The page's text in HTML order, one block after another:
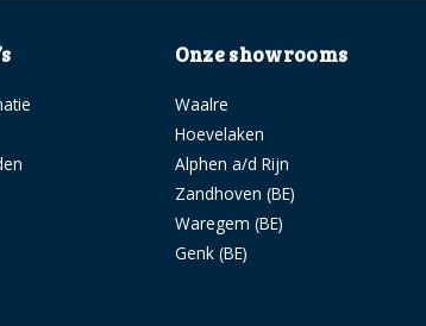
Onze showrooms
Waalre
Hoevelaken
Alphen a/d Rijn
Zandhoven (BE)
Waregem (BE)
Genk (BE)